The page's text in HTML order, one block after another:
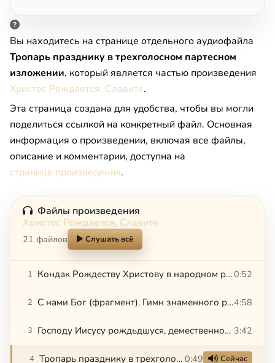
Вы находитесь на странице отдельного аудиофайла
Тропарь празднику в трехголосном партесном
изложении, который является частью произведения
Христос Рождается, Славите.
Эта страница создана для удобства, чтобы вы могли
поделиться ссылкой на конкретный файл. Основная
информация о произведении, включая все файлы,
описание и комментарии, доступна на
странице произведения.
Файлы произведения
Христос Рождается, Славите
21 файлов Слушать всё
1 Кондак Рождеству Христову в народном роспеве Хмельницкой области0:52
2 С нами Бог (фрагмент). Гимн знаменного роспева, глас 8-й4:58
3 Господу Иисусу рождьдшуся, демественного роспева 3:42
4 Тропарь празднику в трехголосном партесном изложении 0:49 Сейчас